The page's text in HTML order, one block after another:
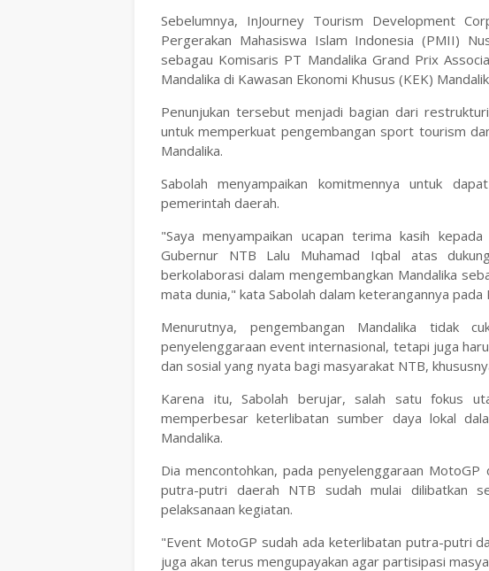
Sebelumnya, InJourney Tourism Development
Pergerakan Mahasiswa Islam Indonesia (PMII)
sebagau Komisaris PT Mandalika Grand Prix
Mandalika di Kawasan Ekonomi Khusus (KEK)
Penunjukan tersebut menjadi bagian dari
untuk memperkuat pengembangan sport tourism
Mandalika.
Sabolah menyampaikan komitmennya untuk
pemerintah daerah.
"Saya menyampaikan ucapan terima kasih
Gubernur NTB Lalu Muhamad Iqbal atas
berkolaborasi dalam mengembangkan Mandalika
mata dunia," kata Sabolah dalam keterangannya
Menurutnya, pengembangan Mandalika tidak
penyelenggaraan event internasional, tetapi juga
dan sosial yang nyata bagi masyarakat NTB,
Karena itu, Sabolah berujar, salah satu fokus
memperbesar keterlibatan sumber daya lokal
Mandalika.
Dia mencontohkan, pada penyelenggaraan
putra-putri daerah NTB sudah mulai dilibatkan
pelaksanaan kegiatan.
"Event MotoGP sudah ada keterlibatan putra-putri
juga akan terus mengupayakan agar partisipasi